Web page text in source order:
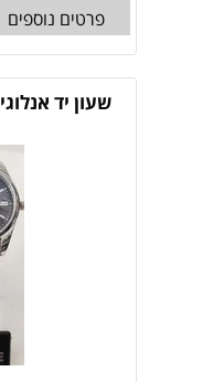
פרטים נוספים
שעון יד אנלוגי PF371BL PRINCE